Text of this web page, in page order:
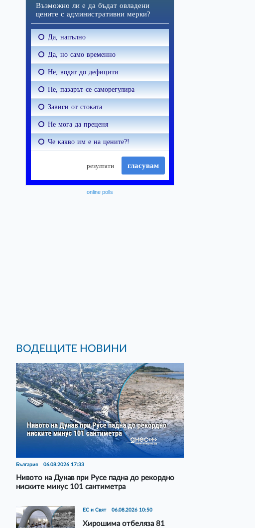
online polls
ВОДЕЩИТЕ НОВИНИ
България 06.08.2026 17:33
Нивото на Дунав при Русе падна до рекордно
ниските минус 101 сантиметра
ЕС и Свят 06.08.2026 10:50
Хирошима отбеляза 81